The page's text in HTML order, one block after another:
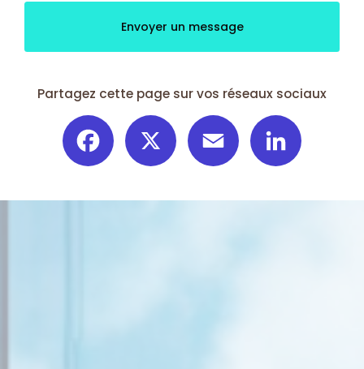
Envoyer un message
Partagez cette page sur vos réseaux sociaux
Facebook Email